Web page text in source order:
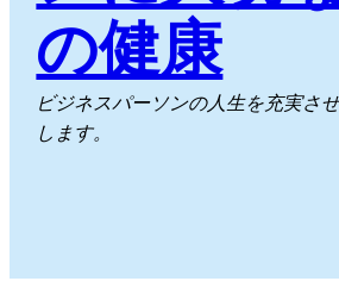
の健康
ビジネスパーソンの人生を充実さ
します。